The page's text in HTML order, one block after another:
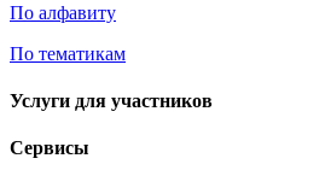
По алфавиту
По тематикам
Услуги для участников
Сервисы